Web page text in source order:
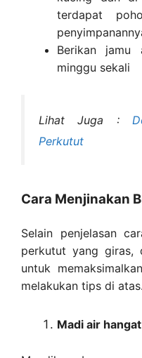
terdapat
Berikan jamu
minggu sekali
Lihat Juga :
Perkutut
Cara Menjinakan
Selain penjelasan
perkutut yang giras,
untuk
melakukan tips di atas.
Madi air hangat